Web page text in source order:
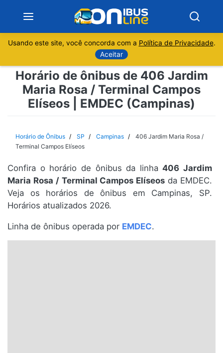
Sobre
Minas Gerais
Espírito Santo
Paraná
Santa Catarina
Usando este site, você concorda com a Política de Privacidade.
Aceitar
Horário de ônibus de 406 Jardim
Maria Rosa / Terminal Campos
Elíseos | EMDEC (Campinas)
Horário de Ônibus SP Campinas
406 Jardim Maria Rosa /
Terminal Campos Elíseos
Confira o horário de ônibus da linha406 Jardim
Maria Rosa / Terminal Campos Elíseos da EMDEC.
Veja os horários de ônibus em Campinas, SP.
Horários atualizados 2026.
Linha de ônibus operada por EMDEC.